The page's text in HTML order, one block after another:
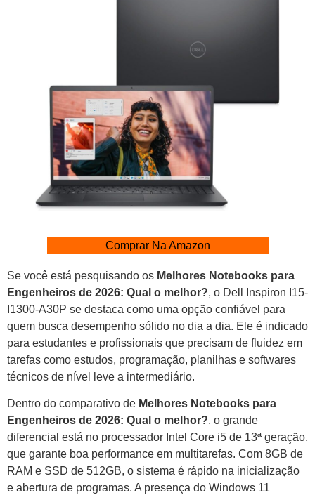
Comprar Na Amazon
Se você está pesquisando os Melhores Notebooks para
Engenheiros de 2026: Qual o melhor?, o Dell Inspiron I15-
I1300-A30P se destaca como uma opção confiável para
quem busca desempenho sólido no dia a dia. Ele é indicado
para estudantes e profissionais que precisam de fluidez em
tarefas como estudos, programação, planilhas e softwares
técnicos de nível leve a intermediário.
Dentro do comparativo de Melhores Notebooks para
Engenheiros de 2026: Qual o melhor?, o grande
diferencial está no processador Intel Core i5 de 13ª geração,
que garante boa performance em multitarefas. Com 8GB de
RAM e SSD de 512GB, o sistema é rápido na inicialização
e abertura de programas. A presença do Windows 11